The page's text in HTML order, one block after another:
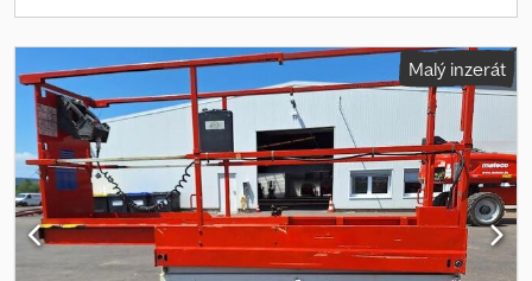
Malý inzerát